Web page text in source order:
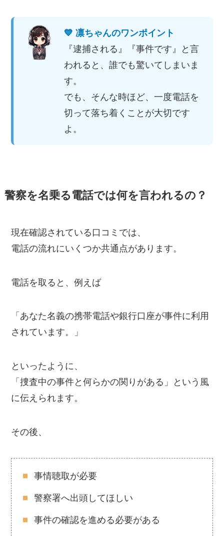
💙 凛ちゃんのワンポイント
『逮捕される』『事件です』と言
われると、誰でも驚いてしまいま
す。
でも、そんな時ほど、一度電話を
切って落ち着くことが大切です
よ。
警察を名乗る電話では何を言われるの？
現在確認されている口コミでは、
電話の流れにいくつか共通点があります。
電話を取ると、例えば
「あなた名義の携帯電話や銀行口座が事件に利用
されています。」
といったように、
「捜査中の事件と何らかの関りがある」という風
に伝えられます。
その後、
事情聴取が必要
警察署へ出頭してほしい
事件の確認を進める必要がある